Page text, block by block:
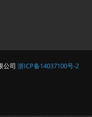
公司 浙ICP备14037100号-2